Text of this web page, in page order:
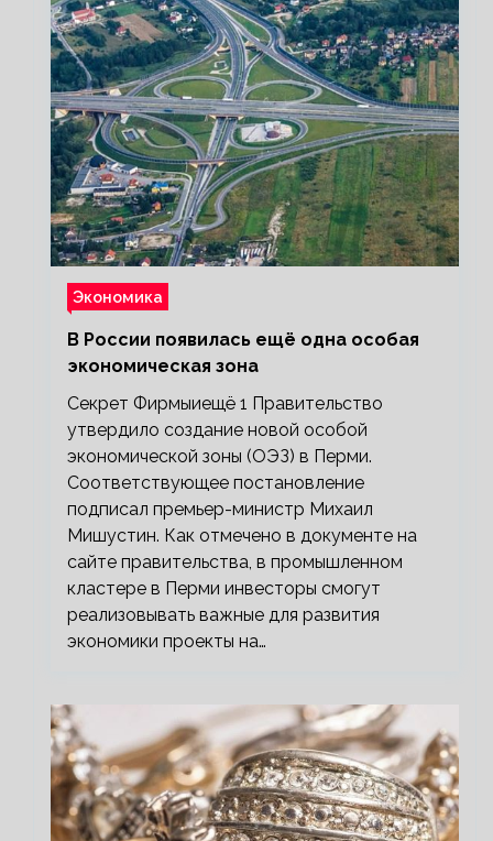
Экономика
В России появилась ещё одна особая
экономическая зона
Секрет Фирмыиещё 1 Правительство
утвердило создание новой особой
экономической зоны (ОЭЗ) в Перми.
Соответствующее постановление
подписал премьер-министр Михаил
Мишустин. Как отмечено в документе на
сайте правительства, в промышленном
кластере в Перми инвесторы смогут
реализовывать важные для развития
экономики проекты на…